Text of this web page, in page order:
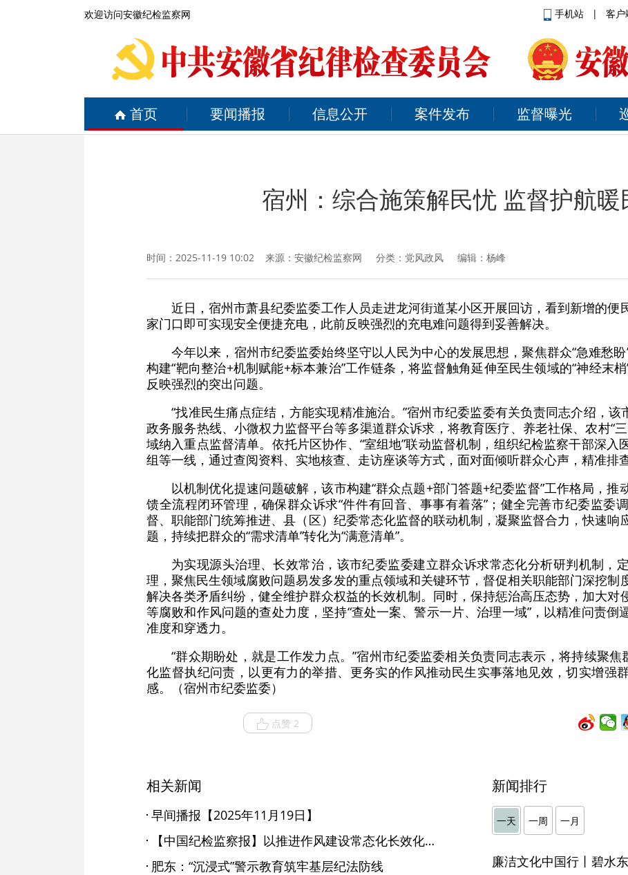
欢迎访问安徽纪检监察网 手机站 | 客户
首页 要闻播报 信息公开 案件发布 监督曝光
宿州：综合施策解民忧 监督护航暖
时间：2025-11-19 10:02 来源： 安徽纪检监察网 分类：党风政风 编辑：杨峰
近日，宿州市萧县纪委监委工作人员走进龙河街道某小区开展回访，看到新增的便
家门口即可实现安全便捷充电，此前反映强烈的充电难问题得到妥善解决。
今年以来，宿州市纪委监委始终坚守以人民为中心的发展思想，聚焦群众“急难愁
构建“靶向整治+机制赋能+标本兼治”工作链条，将监督触角延伸至民生领域的“神经末
反映强烈的突出问题。
“找准民生痛点症结，方能实现精准施治。”宿州市纪委监委有关负责同志介绍，
政务服务热线、小微权力监督平台等多渠道群众诉求，将教育医疗、养老社保、农村“
域纳入重点监督清单。依托片区协作、“室组地”联动监督机制，组织纪检监察干部深入
组等一线，通过查阅资料、实地核查、走访座谈等方式，面对面倾听群众心声，精准排
以机制优化提速问题破解，该市构建“群众点题+部门答题+纪委监督”工作格局，推
馈全流程闭环管理，确保群众诉求“件件有回音、事事有着落”；健全完善市纪委监委
督、职能部门统筹推进、县（区）纪委常态化监督的联动机制，凝聚监督合力，快速响
题，持续把群众的“需求清单”转化为“满意清单”。
为实现源头治理、长效常治，该市纪委监委建立群众诉求常态化分析研判机制，
理，聚焦民生领域腐败问题易发多发的重点领域和关键环节，督促相关职能部门深挖制
解决各类矛盾纠纷，健全维护群众权益的长效机制。同时，保持惩治高压态势，加大对
等腐败和作风问题的查处力度，坚持“查处一案、警示一片、治理一域”，以精准问责倒
准度和穿透力。
“群众期盼处，就是工作发力点。”宿州市纪委监委相关负责同志表示，将持续聚焦
化监督执纪问责，以更有力的举措、更务实的作风推动民生实事落地见效，切实增强
感。（宿州市纪委监委）
点赞 2
相关新闻
早间播报【2025年11月19日】
【中国纪检监察报】以推进作风建设常态化长效化营造风清气正发展环境
肥东：“沉浸式”警示教育筑牢基层纪法防线
新闻排行
一天 一周 一月
廉洁文化中国行丨碧水